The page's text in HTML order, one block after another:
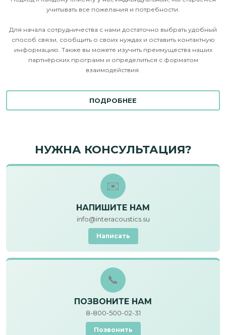
учитывать все пожелания и потребности.
Для начала сотрудничества с нами достаточно выбрать удобный
способ связи, сообщить о своих нуждах и оставить контактную
информацию. Также вы можете изучить преимущества наших
партнёрских программ и определиться с форматом
взаимодействия.
ПОДРОБНЕЕ
НУЖНА КОНСУЛЬТАЦИЯ?
✉️
НАПИШИТЕ НАМ
info@interacoustics.su
Написать
📞
ПОЗВОНИТЕ НАМ
8-800-500-02-31
Позвонить